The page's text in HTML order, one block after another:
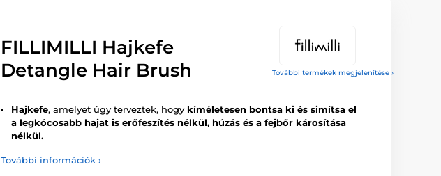
További termékek megjelenítése ›
FILLIMILLI Hajkefe
Detangle Hair Brush
Hajkefe, amelyet úgy terveztek, hogy kíméletesen bontsa ki és simítsa el
a legkócosabb hajat is erőfeszítés nélkül, húzás és a fejbőr károsítása
nélkül.
További információk ›